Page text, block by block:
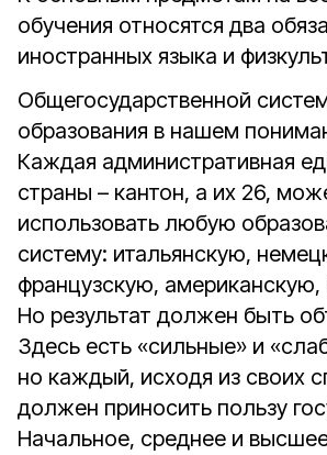
обучения относятся два
иностранных языка и
Общегосударственной
образования в нашем
Каждая административная
страны – кантон, а их 26,
использовать любую
систему: итальянскую,
французскую, американскую,
Но результат должен быть
Здесь есть «сильные» и
но каждый, исходя из своих
должен приносить пользу
Начальное, среднее и